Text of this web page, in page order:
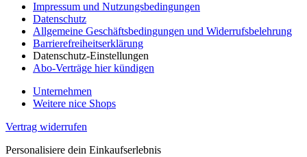
Impressum und Nutzungsbedingungen
Datenschutz
Allgemeine Geschäftsbedingungen und Widerrufsbelehrung
Barrierefreiheitserklärung
Datenschutz-Einstellungen
Abo-Verträge hier kündigen
Unternehmen
Weitere nice Shops
Vertrag widerrufen
Personalisiere dein Einkaufserlebnis